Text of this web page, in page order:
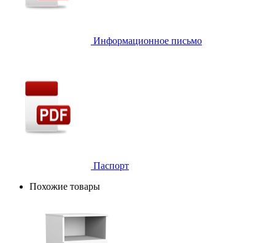
Информационное письмо
Паспорт
Похожие товары